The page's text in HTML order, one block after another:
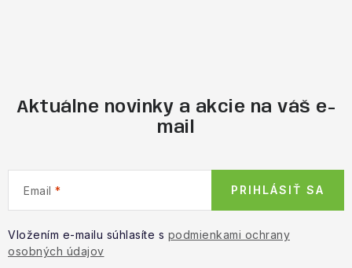
Aktuálne novinky a akcie na váš e-
mail
Email
Vložením e-mailu súhlasíte s podmienkami ochrany
osobných údajov
PRIHLÁSIŤ SA